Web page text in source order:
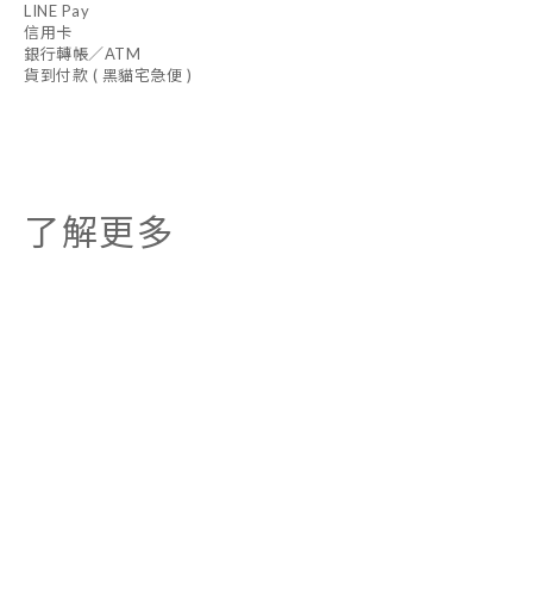
LINE Pay
信用卡
銀行轉帳／ATM
貨到付款 ( 黑貓宅急便 )
了解更多